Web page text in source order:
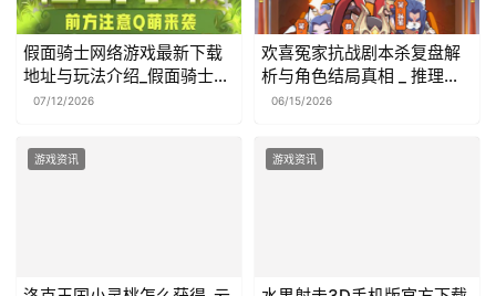
假面骑士网络游戏最新下载
地址与玩法介绍_假面骑士端
游
07/12/2026
欢喜冤家抗战剧本杀复盘解
析与角色结局真相 _ 推理游
戏
06/15/2026
游戏资讯 游戏资讯